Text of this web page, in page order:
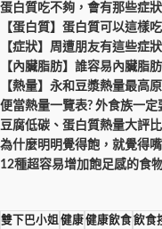
蛋白質吃不夠，會有那些症狀
【蛋白質】蛋白質可以這樣吃
【症狀】周遭朋友有這些症
【內臟脂肪】誰容易內臟脂
【熱量】永和豆漿熱量最高
便當熱量一覽表? 外食族一定
豆腐低碳、蛋白質熱量大評
為什麼明明覺得飽，就覺得
12種超容易增加飽足感的食
雙下巴小姐 健康健康飲食飲食